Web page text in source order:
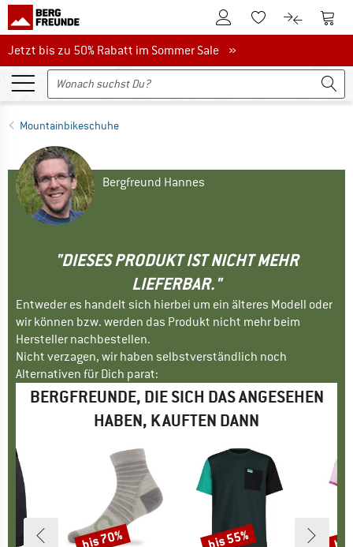
Zum KundenkontoZum Merkzettel.
Zum Zum
Jetzt bis zu 50% Rabatt im Sommer Sale
Jetzt bis zu 50% Rabatt im Sommer Sale »
Mountainbikeschuhe
Bergfreund Hannes
"DIESES PRODUKT IST NICHT MEHR
LIEFERBAR."
Entweder es handelt sich hierbei um ein älteres Modell oder
wir können bzw. werden das Produkt nicht mehr beim
Hersteller nachbestellen.
Nicht verzagen, wir haben selbstverständlich noch
Alternativen für Dich parat:
BERGFREUNDE, DIE SICH DAS ANGESEHEN
HABEN, KAUFTEN DANN
Rabatt
bis 70% Rabatt
bis 55%